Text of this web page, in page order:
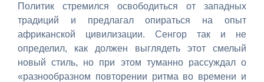
Политик стремился освободиться от западных
традиций и предлагал опираться на опыт
африканской цивилизации. Сенгор так и не
определил, как должен выглядеть этот смелый
новый стиль, но при этом туманно рассуждал о
«разнообразном повторении ритма во времени и